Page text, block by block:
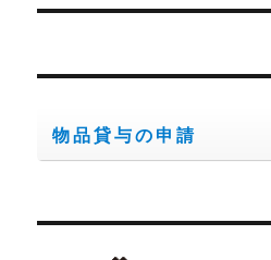
ン
稿:
物品貸与の申請